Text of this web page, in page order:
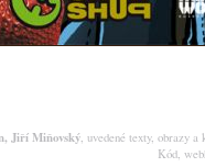
Jiří Miňovský, uvedené texty, obrazy
Kód,